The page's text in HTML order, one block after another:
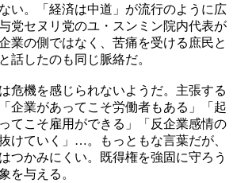
い。「経済は中道」が流行のように広
党セヌリ党のユ・スンミン院内代表が
業の側ではなく、苦痛を受ける庶民と
話したのも同じ脈絡だ。
危機を感じられないようだ。主張する
企業があってこそ労働者もある」「起
てこそ雇用ができる」「反企業感情の
けていく」…。もっともな言葉だが、
つかみにくい。既得権を強固に守ろう
を与える。